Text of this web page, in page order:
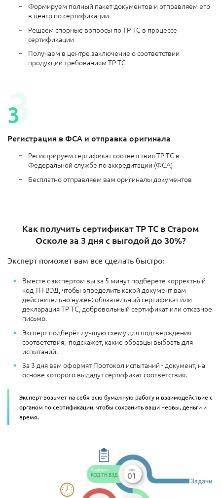
Формируем полный пакет документов и отправляем его
в центр по сертификации
Решаем спорные вопросы по ТР ТС в процессе
сертификации
Получаем в центре заключение о соответствии
продукции требованиям ТР ТС
Регистрация в ФСА и отправка оригинала
Регистрируем сертификат соответствия ТР ТС в
Федеральной службе по аккредитации (ФСА)
Бесплатно отправляем вам оригиналы документов
Как получить сертификат ТР ТС в Старом
Осколе за 3 дня с выгодой до 30%?
Эксперт поможет вам все сделать быстро:
Вместе с экспертом вы за 5 минут подберете корректный
код ТН ВЭД, чтобы определить какой документ вам
действительно нужен: обязательный сертификат или
декларация ТР ТС, добровольный сертификат или отказное
письмо.
Эксперт подберёт лучшую схему для подтверждения
соответствия, подскажет, какие образцы выбрать для
испытаний.
За 3 дня вам оформят Протокол испытаний - документ, на
основе которого выдадут сертификат соответствия.
Эксперт возьмёт на себя всю бумажную работу и взаимодействие с
органом по сертификации, чтобы сохранить ваши нервы, деньги и
время.